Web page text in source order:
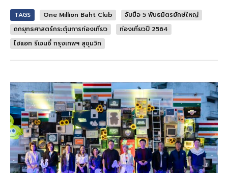
TAGS One Million Baht Club
จับมือ 5 พันธมิตรยักษ์ใหญ่
ถกยุทธศาสตร์กระตุ้นการท่องเที่ยว
ท่องเที่ยวปี 2564
ไฮแอท รีเจนซี่ กรุงเทพฯ สุขุมวิท